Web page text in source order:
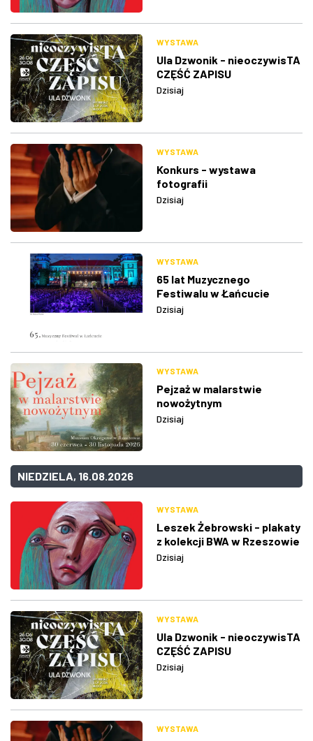
WYSTAWA
Ula Dzwonik - nieoczywisTA
CZĘŚĆ ZAPISU
Dzisiaj
WYSTAWA
Konkurs - wystawa
fotografii
Dzisiaj
WYSTAWA
65 lat Muzycznego
Festiwalu w Łańcucie
Dzisiaj
WYSTAWA
Pejzaż w malarstwie
nowożytnym
Dzisiaj
NIEDZIELA, 16.08.2026
WYSTAWA
Leszek Żebrowski - plakaty
z kolekcji BWA w Rzeszowie
Dzisiaj
WYSTAWA
Ula Dzwonik - nieoczywisTA
CZĘŚĆ ZAPISU
Dzisiaj
WYSTAWA